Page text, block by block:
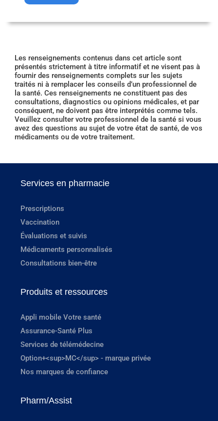
Les renseignements contenus dans cet article sont
présentés strictement à titre informatif et ne visent pas à
fournir des renseignements complets sur les sujets
traités ni à remplacer les conseils d’un professionnel de
la santé. Ces renseignements ne constituent pas des
consultations, diagnostics ou opinions médicales, et par
conséquent, ne doivent pas être interprétés comme tels.
Veuillez consulter votre professionnel de la santé si vous
avez des questions au sujet de votre état de santé, de vos
médicaments ou de votre traitement.
Services en pharmacie
Prescriptions
Vaccination
Évaluations et suivis
Médicaments personnalisés
Consultations bien-être
Produits et ressources
Appli mobile Votre santé
Assurance-Santé Plus
Services de télémédecine
Option+<sup>MC</sup> - marque privée
Nos marques de confiance
Pharm/Assist